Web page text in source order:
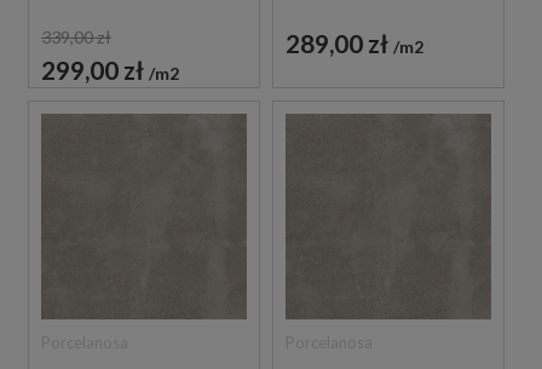
339,00 zł
299,00 zł m2
289,00 zł m2